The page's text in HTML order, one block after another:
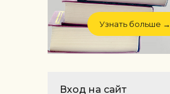
Узнать больше →
Вход на сайт